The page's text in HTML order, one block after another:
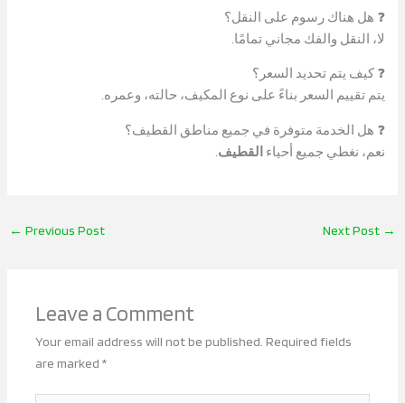
❓ هل هناك رسوم على النقل؟
لا، النقل والفك مجاني تمامًا.
❓ كيف يتم تحديد السعر؟
يتم تقييم السعر بناءً على نوع المكيف، حالته، وعمره.
❓ هل الخدمة متوفرة في جميع مناطق القطيف؟
نعم، نغطي جميع أحياء القطيف.
← Previous Post Next Post →
Leave a Comment
Your email address will not be published. Required fields
are marked*